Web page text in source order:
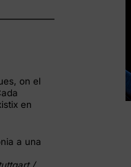
on el
en
a una